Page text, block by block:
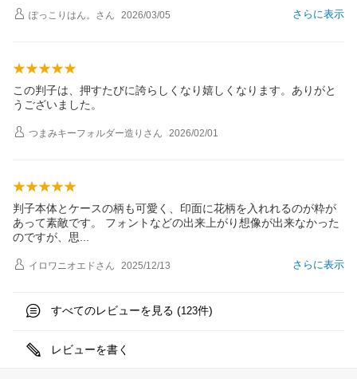
さらに表示
ぽっこりはん。 さん 2026/03/05
この判子は、押すたびに誇らしくなり嬉しくなります。ありがと
うございました。
つまみキーフォルダー造り さん 2026/02/01
判子本体とケースの柄も可愛く、印面に花柄を入れれるのが粋が
あって素敵です。 フォントなどの出来上がり想像が出来なかった
のですが、 思
さらに表示
イロワニオエドさん 2025/12/13
すべてのレビューを見る (123件)
レビューを書く